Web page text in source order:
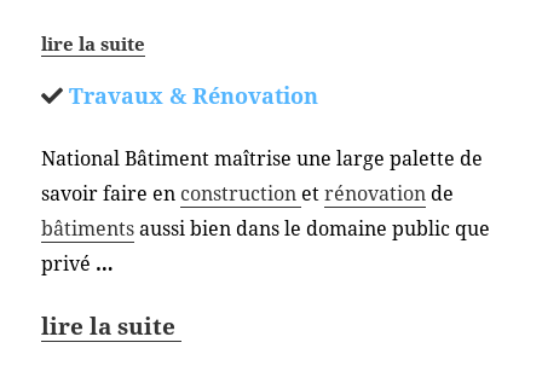
lire la suite
Travaux & Rénovation
National Bâtiment maîtrise une large palette de
savoir faire en construction etrénovationde
bâtimentsaussi bien dans le domaine public que
privé …
lire la suite